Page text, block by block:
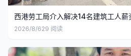
西港劳工局介入解决14名建筑工人薪
2026/8/629 阅读